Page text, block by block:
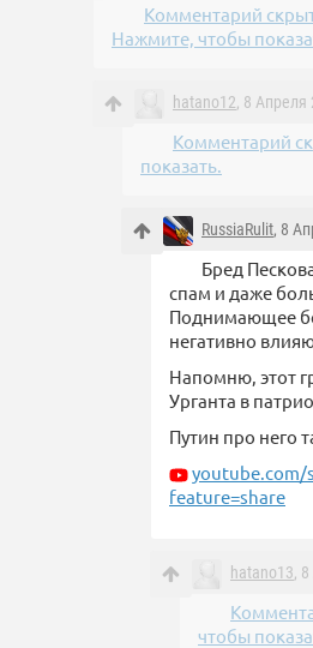
Комментарий
Нажмите, чтобы
hatano12, 8 Апреля
Комментарий
показать.
RussiaRulit, 8
Бред
спам и даже
Поднимающее
негативно
Напомню, этот
Урганта в
Путин про него
youtube.com/
feature=share
hatano13,
чтобы